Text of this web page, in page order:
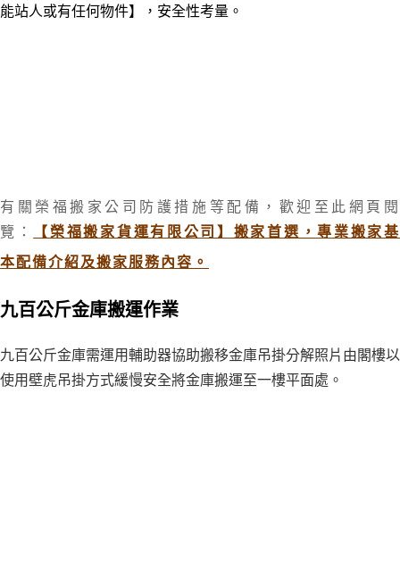
能站人或有任何物件】，安全性考量。
有關榮福搬家公司防護措施等配備，歡迎至此網頁閱
覽：
【榮福搬家貨運有限公司】搬家首選，專業搬家基
本配備介紹及搬家服務內容。
九百公斤金庫搬運作業
九百公斤金庫需運用輔助器協助搬移金庫吊掛分解照片由閣樓以
使用壁虎吊掛方式緩慢安全將金庫搬運至一樓平面處。